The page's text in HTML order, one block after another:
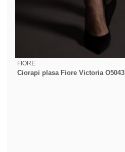
FIORE
Ciorapi plasa Fiore Victoria O5043